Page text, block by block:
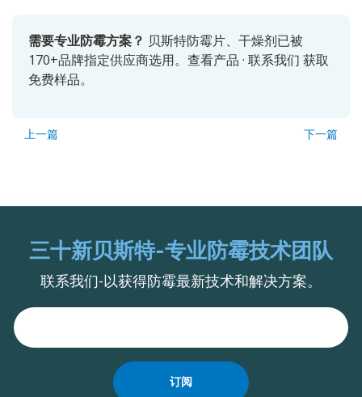
需要专业防霉方案？ 贝斯特防霉片、干燥剂已被
170+品牌指定供应商选用。 查看产品 · 联系我们 获取
免费样品。
上一篇 下一篇
三十新贝斯特-专业防霉技术团队
联系我们-以获得防霉最新技术和解决方案。
订阅